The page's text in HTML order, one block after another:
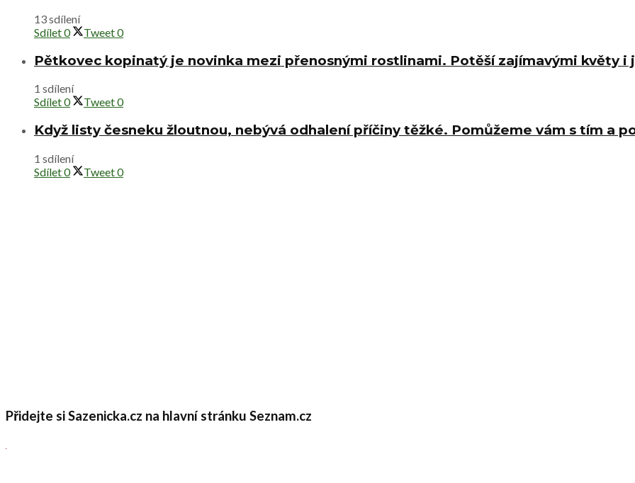
13 sdílení
Sdílet0 Tweet0
Pětkovec kopinatý je novinka mezi přenosnými rostlinami. Potěší zajímavými květy i
1 sdílení
Sdílet0 Tweet0
Když listy česneku žloutnou, nebývá odhalení příčiny těžké. Pomůžeme vám s tím a
1 sdílení
Sdílet0 Tweet0
Přidejte si Sazenicka.cz na hlavní stránku Seznam.cz